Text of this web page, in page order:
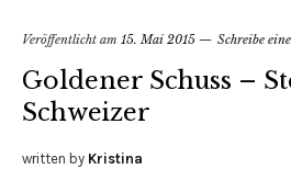
Veröffentlicht am 15. Mai 2015 Schreibe
Goldener Schuss –
Schweizer
written by Kristina